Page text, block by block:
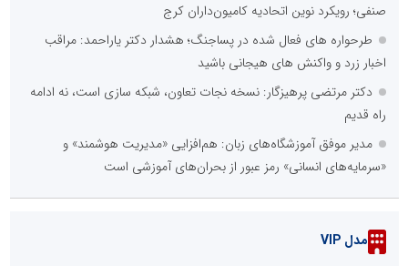
صنفی؛ رویکرد نوین اتحادیه کامیون‌داران کرج
طرحواره های فعال شده در پساجنگ؛ هشدار دکتر یاراحمد: مراقب
اخبار زرد و واکنش های هیجانی باشید
دکتر مرتضی پرهیزگار: نسخه نجات تعاون، شبکه سازی است، نه ادامه
راه قدیم
مدیر موفق آموزشگاه‌های زبان: هم‌افزایی «مدیریت هوشمند» و
«سرمایه‌های انسانی» رمز عبور از بحران‌های آموزشی است
مدل VIP